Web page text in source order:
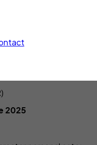
2025